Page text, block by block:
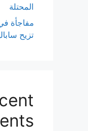
المحتلة
مفاجأة
تزيح